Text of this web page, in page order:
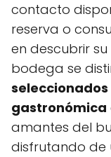
contacto
reserva o
en descubrir
bodega se
seleccionados
gastronómica
amantes del
disfrutando de